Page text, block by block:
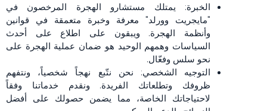
الخبرة: يمتلك مستشارو الهجرة المرخصون في
"مايجريت وورلد" معرفة وخبرة متعمقة في قوانين
وأنظمة الهجرة. ويبقون على اطلاع على أحدث
السياسات وهمهم الوحيد هو ضمان عملية الهجرة على
نحو سلس وفعّال.
التوجيه الشخصي: نحن نتّبع نهجاً شخصياً، ونتفهم
ظروفك وتطلعاتك الفريدة. ونقدم خدماتنا وفقاً
لاحتياجاتك الخاصة، مما يضمن حصولك على أفضل